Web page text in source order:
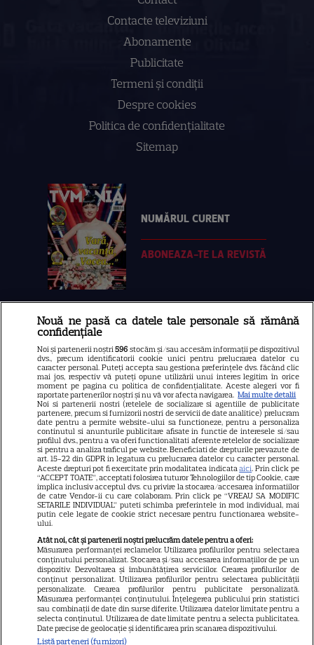
Contacte televiziuni
Abonamente
Publicitate
Termeni și condiții
Despre cookies
Politica de confidenţialitate
Sitemap
NUMĂRUL CURENT
ABONEAZA-TE LA REVISTĂ
Libertatea
Libertatea pentru femei
GSP
Știri mondene
Avantaje
Elle
Unica
Retete practice
URMĂREȘTE-NE PE
Copyright2026 Ringier Romania – Toate Drepturile rezervate
Nouă ne pasă ca datele tale personale să rămână
confidențiale
Noi și partenerii noștri596 stocăm și/sau accesăm informații pe dispozitivul
dvs., precum identificatorii cookie unici pentru prelucrarea datelor cu
caracter personal. Puteți accepta sau gestiona preferințele dvs. făcând clic
mai jos, respectiv vă puteți opune utilizării unui interes legitim în orice
moment pe pagina cu politica de confidențialitate. Aceste alegeri vor fi
raportate partenerilor noștri și nu vă vor afecta navigarea. Mai multe detalii
Noi si partenerii nostri (retelele de socializare si agentiile de publicitate
partenere, precum si furnizorii nostri de servicii de date analitice) prelucram
date pentru a permite website-ului sa functioneze, pentru a personaliza
continutul si anunturile publicitare afisate in functie de interesele si/sau
profilul dvs., pentru a va oferi functionalitati aferente retelelor de socializare
si pentru a analiza traficul pe website. Beneficiati de drepturile prevazute de
art. 15-22 din GDPR in legatura cu prelucrarea datelor cu caracter personal.
Aceste drepturi pot fi exercitate prin modalitatea indicataaici. Prin click pe
“ACCEPT TOATE”, acceptati folosirea tuturor Tehnologiilor de tip Cookie, care
implica inclusiv acceptul dvs. cu privire la stocarea/accesarea informatiilor
de catre Vendor-ii cu care colaboram. Prin click pe “VREAU SA MODIFIC
SETARILE INDIVIDUAL” puteti schimba preferintele in mod individual, mai
putin cele legate de cookie strict necesare pentru functionarea website-
ului.
Atât noi, cât și partenerii noștri prelucrăm datele pentru a oferi:
Măsurarea performanței reclamelor. Utilizarea profilurilor pentru selectarea
conținutului personalizat. Stocarea și/sau accesarea informațiilor de pe un
dispozitiv. Dezvoltarea și îmbunătățirea serviciilor. Crearea profilurilor de
conținut personalizat. Utilizarea profilurilor pentru selectarea publicității
personalizate. Crearea profilurilor pentru publicitate personalizată.
Măsurarea performanței conținutului. Înțelegerea publicului prin statistici
sau combinații de date din surse diferite. Utilizarea datelor limitate pentru a
selecta conținutul. Utilizarea de date limitate pentru a selecta publicitatea.
Date precise de geolocație și identificarea prin scanarea dispozitivului.
Listă parteneri (furnizori)